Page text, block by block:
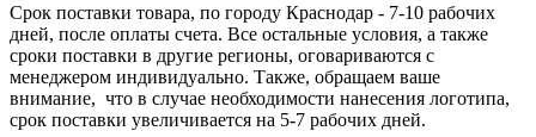
Срок поставки товара, по городу Краснодар - 7-10 рабочих
дней, после оплаты счета. Все остальные условия, а также
сроки поставки в другие регионы, оговариваются с
менеджером индивидуально. Также, обращаем ваше
внимание, что в случае необходимости нанесения логотипа,
срок поставки увеличивается на 5-7 рабочих дней.